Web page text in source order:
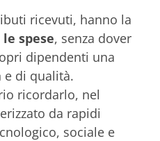
ricevuti, hanno la
spese, senza dover
dipendenti una
di qualità.
ricordarlo, nel
da rapidi
sociale e